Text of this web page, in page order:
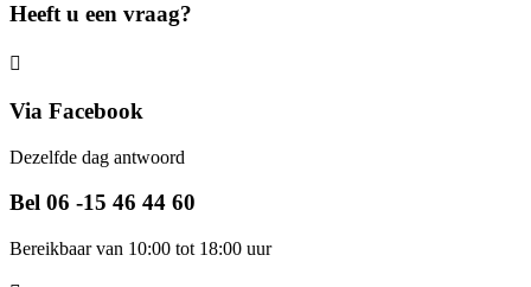
Heeft u een vraag?
Via Facebook
Dezelfde dag antwoord
Bel 06 -15 46 44 60
Bereikbaar van 10:00 tot 18:00 uur